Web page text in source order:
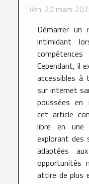
Ven. 20 mars
Démarrer un
intimidant
Cependant, il
accessibles à
sur internet
poussées en
cet article
libre en
explorant des
adaptées
opportunités
attire de plus